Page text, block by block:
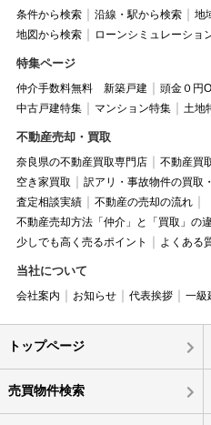
条件から検索 沿線・駅から検索 地
地図から検索
ローンシミュレーショ
特集ページ
仲介手数料無料 新築戸建 頭金０円
中古戸建特集
マンション特集 土地
不動産売却・買取
奈良県の不動産買取専門店 不動産買
空き家買取
訳アリ・事故物件の買取
査定相談実績
不動産の売却の流れ
不動産売却方法「仲介」と「買取」の
少しでも高く売るポイント
よくある
当社について
会社案内 お知らせ 代表挨拶 一級
トップページ
売買物件検索